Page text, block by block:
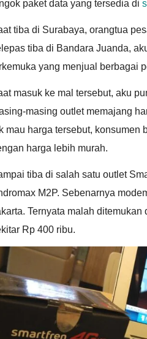
paket data yang tersedia di
tiba di Surabaya, orangtua
tiba di Bandara Juanda,
yang menjual berbagai
masuk ke mal tersebut, aku
masing outlet memajang
mau harga tersebut, konsumen
harga lebih murah.
tiba di salah satu outlet
M2P. Sebenarnya
Ternyata malah
Rp 400 ribu.